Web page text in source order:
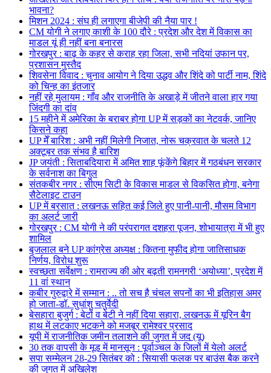
भावना?
मिशन 2024 : संघ ही लगाएगा बीजेपी की नैया पार !
CM योगी ने लगाए काशी के 100 दौरे : प्रदेश और देश में विकास का
माडल यूं ही नहीं बना बनारस
गोरखपुर : बाढ़ के कहर से कराह रहा जिला, सभी नदियां उफान पर,
प्रशासन मुस्तैद
शिवसेना विवाद : चुनाव आयोग ने दिया उद्धव और शिंदे को पार्टी नाम, शिंदे
को चिन्ह का इंतजार
नहीं रहे मुलायम : गाँव और राजनीति के अखाड़े में जीतने वाला हार गया
जिंदगी का दांव
15 महीने में अमेरिका के बराबर होगा UP में सड़कों का नेटवर्क, जानिए
किसने कहा
UP मेँ बारिश : अभी नहीं मिलेगी निजात, नोरू चक्रवात के चलते 12
अक्टूबर तक संभव है बारिश
JP जयंती : सिताबदियारा में अमित शाह फूंकेंगे बिहार में गठबंधन सरकार
के सर्वनाश का बिगुल
संतकबीर नगर : सीएम सिटी के विकास माडल से विकसित होगा, बनेगा
सैटेलाइट टाउन
UP में बरसात : लखनऊ सहित कई जिले हुए पानी-पानी, मौसम विभाग
का अलर्ट जारी
गोरखपुर : CM योगी ने की परंपरागत दशहरा पूजन, शोभायात्रा में भी हुए
शामिल
बृजलाल बने UP कांग्रेस अध्यक्ष : कितना मुफीद होगा जातिसाधक
निर्णय, विरोध शुरू
स्वच्छता सर्वेक्षण : रामराज्य की ओर बढ़ती रामनगरी ‘अयोध्या’, प्रदेश में
11 वां स्थान
कबीर गुरुद्वारे में सम्मान : .. तो सच है चंचल सपनों का भी इतिहास अमर
हो जाता-डॉ. सुधांशु चतुर्वेदी
बेसहारा बुजुर्ग : बेटों व बेटी ने नहीं दिया सहारा, लखनऊ में यूरिन बैग
हाथ में लटकाए भटकने को मजबूर रामेश्वर प्रसाद
यूपी में राजनीतिक जमीन तलाशने की जुगत में जद (यू)
30 तक वापसी के मूड में मानसून : पूर्वाञ्चल के जिलों में येलो अलर्ट
सपा सम्मेलन 28-29 सितंबर को : सियासी फलक पर बाउंस बैक करने
की जुगत में अखिलेश